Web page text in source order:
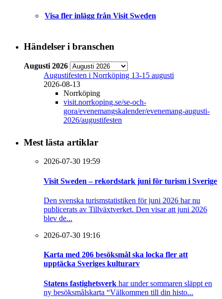
Visa fler inlägg från Visit Sweden
Händelser i branschen
Augusti 2026
Augustifesten i Norrköping 13-15 augusti
2026-08-13
Norrköping
visit.norrkoping.se/se-och-
gora/evenemangskalender/evenemang-augusti-
2026/augustifesten
Mest lästa artiklar
2026-07-30 19:59
Visit Sweden – rekordstark juni för turism i Sverige
Den svenska turismstatistiken för juni 2026 har nu
publicerats av Tillväxtverket. Den visar att juni 2026
blev de...
2026-07-30 19:16
Karta med 206 besöksmål ska locka fler att
upptäcka Sveriges kulturarv
Statens fastighetsverk har under sommaren släppt en
ny besöksmålskarta “Välkommen till din histo...